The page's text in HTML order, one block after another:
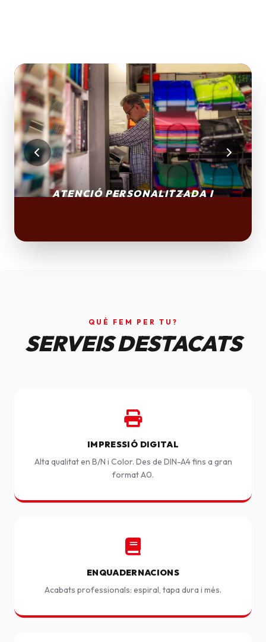
QUÈ FEM PER TU?
SERVEIS DESTACATS
IMPRESSIÓ DIGITAL
Alta qualitat en B/N i Color. Des de DIN-A4 fins a gran
format A0.
ENQUADERNACIONS
Acabats professionals: espiral, tapa dura i més.